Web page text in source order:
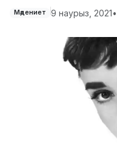
Мәдениет 9 наурыз, 2021•